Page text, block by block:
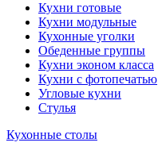
Кухни готовые
Кухни модульные
Кухонные уголки
Обеденные группы
Кухни эконом класса
Кухни с фотопечатью
Угловые кухни
Стулья
Кухонные столы